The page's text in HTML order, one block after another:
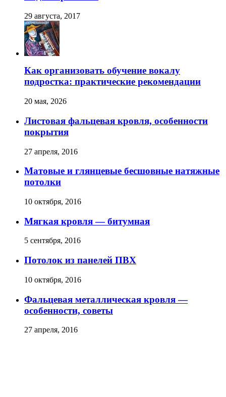
29 августа, 2017
Как организовать обучение вокалу
подростка: практические рекомендации
20 мая, 2026
Листовая фальцевая кровля, особенности
покрытия
27 апреля, 2016
Матовые и глянцевые бесшовные натяжные
потолки
10 октября, 2016
Мягкая кровля — битумная
5 сентября, 2016
Потолок из панелей ПВХ
10 октября, 2016
Фальцевая металлическая кровля —
особенности, советы
27 апреля, 2016